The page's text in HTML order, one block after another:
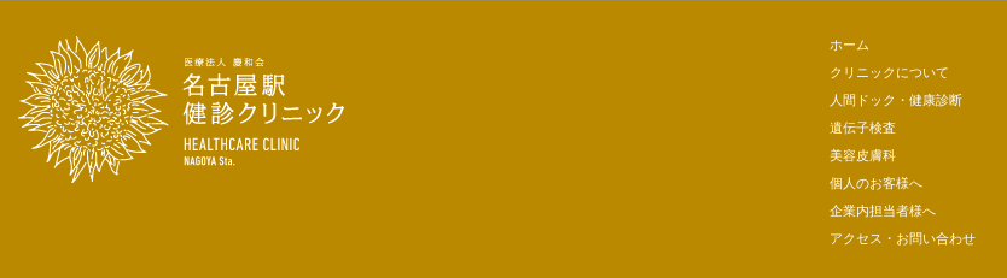
ホーム
クリニックについて
人間ドック・健康診断
遺伝子検査
美容皮膚科
個人のお客様へ
企業内担当者様へ
アクセス・お問い合わせ